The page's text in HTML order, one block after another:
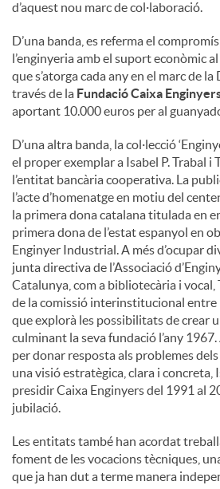
d’aquest nou marc de col·laboració.
D’una banda, es referma el
l’enginyeria amb el suport econòmic
que s’atorga cada any en el marc de
través de la Fundació Caixa
aportant 10.000 euros per al
D’una altra banda, la col·lecció
el proper exemplar a Isabel P. Trabal i
l’entitat bancària cooperativa. La
l’acte d’homenatge en motiu del
la primera dona catalana titulada en
primera dona de l’estat espanyol en
Enginyer Industrial. A més d’ocupar
junta directiva de l’Associació
Catalunya, com a bibliotecària i
de la comissió interinstitucional entre
que explorà les possibilitats de crear
culminant la seva fundació l’any
per donar resposta als problemes
una visió estratègica, clara i concreta,
presidir Caixa Enginyers del 1991 al
jubilació.
Les entitats també han acordat
foment de les vocacions tècniques,
que ja han dut a terme manera